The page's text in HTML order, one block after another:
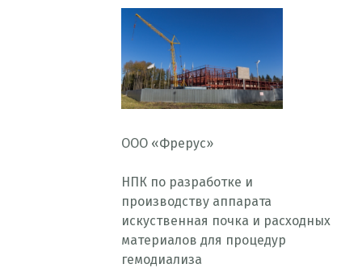
ООО «Фрерус»
НПК по разработке и
производству аппарата
искуственная почка и расходных
материалов для процедур
гемодиализа